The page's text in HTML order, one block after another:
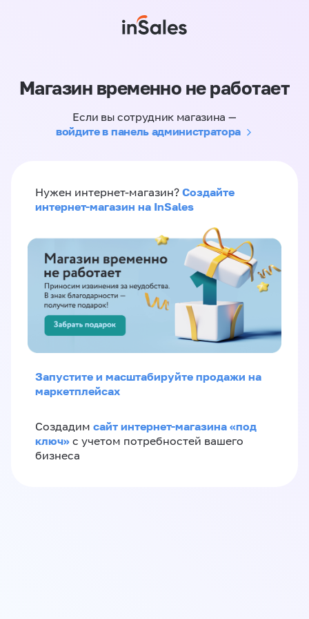
Магазин временно не работает
Если вы сотрудник магазина —
войдите в панель администратора
Нужен интернет-магазин? Создайте
интернет-магазин на InSales
Запустите и масштабируйте продажи на
маркетплейсах
Создадим сайт интернет-магазина «под
ключ» с учетом потребностей вашего
бизнеса